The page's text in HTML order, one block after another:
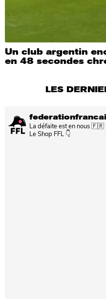
Un club argentin
en 48 secondes
LES
La défaite est en nous 🇫🇷
Le Shop FFL 👇